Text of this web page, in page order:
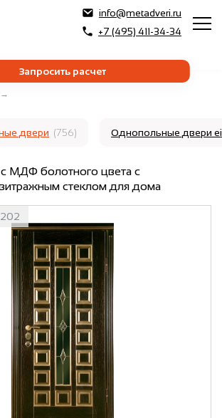
info@metadveri.ru
+7 (495) 411-34-34
Запросить расчет
→
двери (756) Однопольные двери
с МДФ болотного цвета с
стеклом для дома